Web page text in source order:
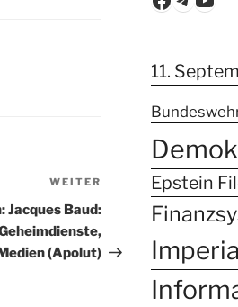
Nächster
Beitrag
WEITER
Jacques Baud:
(Apolut)
11.
Epstein